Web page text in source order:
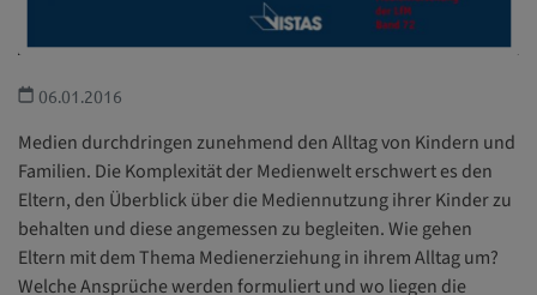
06.01.2016
Medien durchdringen zunehmend den Alltag von Kindern und
Familien. Die Komplexität der Medienwelt erschwert es den
Eltern, den Überblick über die Mediennutzung ihrer Kinder zu
behalten und diese angemessen zu begleiten. Wie gehen
Eltern mit dem Thema Medienerziehung in ihrem Alltag um?
Welche Ansprüche werden formuliert und wo liegen die